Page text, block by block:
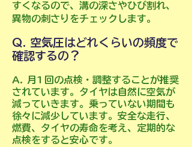
すくなるので、溝の深さやひび割れ、
異物の刺さりをチェックします。
Q. 空気圧はどれくらいの頻度で
確認するの？
A. 月1回の点検・調整することが推奨
されています。タイヤは自然に空気が
減っていきます。乗っていない期間も
徐々に減少しています。安全な走行、
燃費、タイヤの寿命を考え、定期的な
点検をすると安心です。